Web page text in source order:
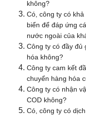
không?
Có, công ty có
biển để đáp ứng
nước ngoài của
Công ty có đầy đủ
hóa không?
Công ty cam kết
chuyển hàng hóa
Công ty có nhận
COD không?
Có, công ty có